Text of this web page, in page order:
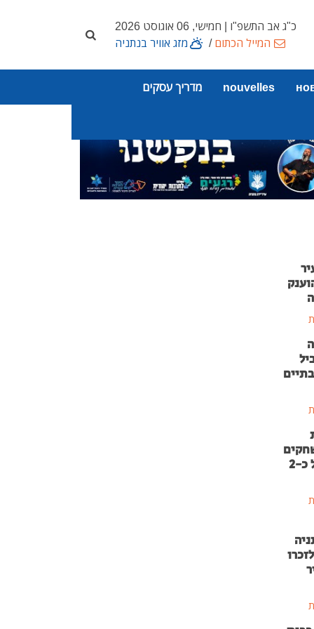
כ"ג אב התשפ"ו | חמישי, 06 אוגוסט 2026
המייל הכתום/ מזג אוויר בנתניה
nouvelles מדריך עסקים
בהשקעה של כ-2